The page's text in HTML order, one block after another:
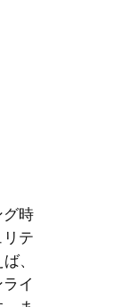
グ時
テ
、
イ